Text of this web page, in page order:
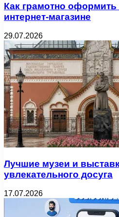
Как грамотно оформить
интернет-магазине
29.07.2026
Лучшие музеи и
увлекательного досуга
17.07.2026